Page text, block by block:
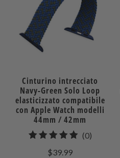
Cinturino intrecciato
Navy-Green Solo Loop
elasticizzato compatibile
con Apple Watch modelli
44mm / 42mm
(0)0
$39.99